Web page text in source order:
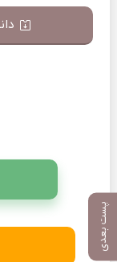
پست بعدی